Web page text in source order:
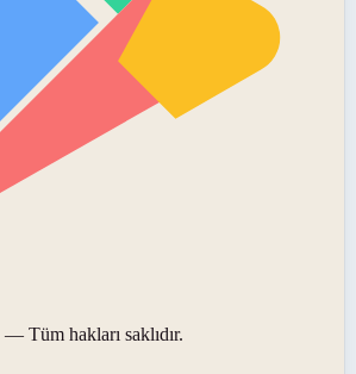
— Tüm hakları saklıdır.